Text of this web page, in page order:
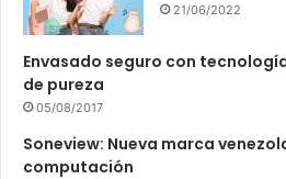
21/06/2022
Envasado seguro con
de pureza
05/08/2017
Soneview: Nueva marca
computación